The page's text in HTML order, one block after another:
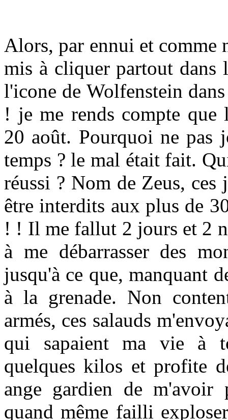
Alors, par ennui et comme
mis à cliquer partout dans
l'icone de Wolfenstein
! je me rends compte que
20 août. Pourquoi ne pas
temps ? le mal était fait.
réussi ? Nom de Zeus,
être interdits aux plus de
! ! Il me fallut 2 jours et 2
à me débarrasser des
jusqu'à ce que, manquant
à la grenade. Non
armés, ces salauds
qui sapaient ma vie à
quelques kilos et profite
ange gardien de m'avoir
quand même failli